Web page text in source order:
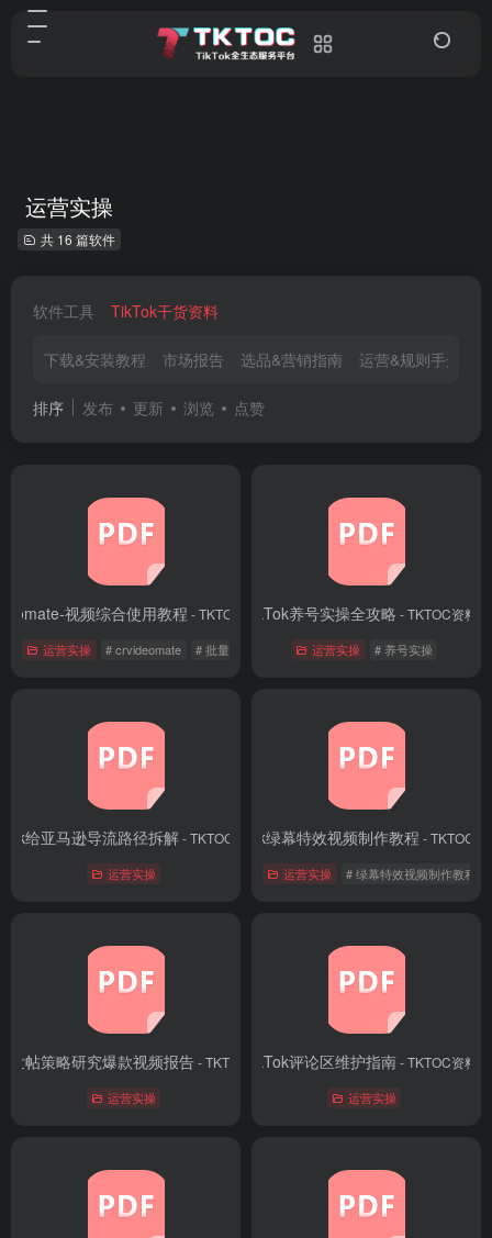
运营实操
共 16 篇软件
软件工具 TikTok干货资料
下载&安装教程 市场报告 选品&营销指南 运营&规则手册
排序 发布 更新 浏览 点赞
视频综合使用教程 - TKTOC资料库
运营实操 # crvideomate # 批量剪辑教程 # CR视频工具教程
TikTok养号实操全攻略 - TKTOC资料库
运营实操 # 养号实操
给亚马逊导流路径拆解- TKTOC资料库
运营实操
TikTok绿幕特效视频制作教程 - TKTOC资
运营实操 # 绿幕特效视频制作教程
发帖策略研究爆款视频报告- TKTOC资料库
运营实操
TikTok评论区维护指南- TKTOC资料库
运营实操